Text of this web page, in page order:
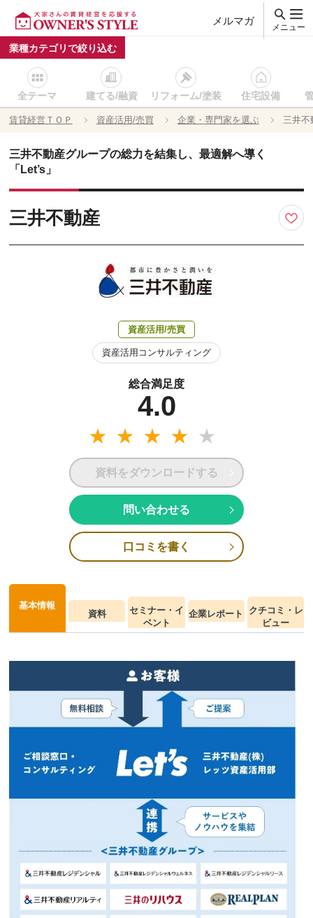
メルマガ
メニュー
業種カテゴリで絞り込む
全テーマ 建てる/融資 リフォーム/塗装 住宅設備
賃貸経営ＴＯＰ 資産活用/売買 企業・専門家を選ぶ 三井不
三井不動産グループの総力を結集し、最適解へ導く
「Let’s」
三井不動産
資産活用/売買
資産活用コンサルティング
総合満足度
4.0
資料をダウンロードする
問い合わせる
口コミを書く
基本情報
資料
セミナー・イ
ベント
企業レポート
クチコミ・レ
ビュー